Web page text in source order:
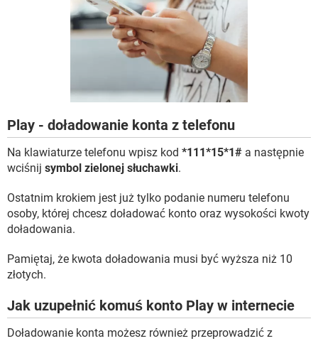
FACEBOOK
Play - doładowanie konta z telefonu
Na klawiaturze telefonu wpisz kod *111*15*1# a następnie
wciśnij symbol zielonej słuchawki.
Ostatnim krokiem jest już tylko podanie numeru telefonu
osoby, której chcesz doładować konto oraz wysokości kwoty
doładowania.
Pamiętaj, że kwota doładowania musi być wyższa niż 10
złotych.
Jak uzupełnić komuś konto Play w internecie
Doładowanie konta możesz również przeprowadzić z